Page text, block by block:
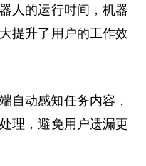
人的运行时间，机器
提升了用户的工作效
自动感知任务内容，
理，避免用户遗漏更